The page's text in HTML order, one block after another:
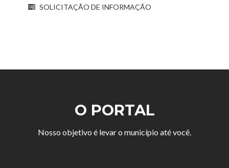
SOLICITAÇÃO DE INFORMAÇÃO
O PORTAL
Nosso objetivo é levar o município até você.